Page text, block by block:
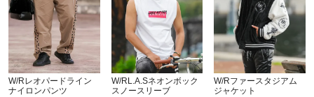
W/Rレオパードライン
ナイロンパンツ
W/RL.A.Sネオンボック
スノースリーブ
W/Rファースタジアム
ジャケット